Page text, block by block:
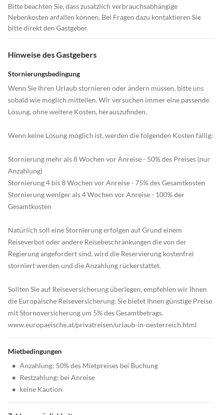
Bitte beachten Sie, dass zusätzlich verbrauchsabhängige
Nebenkosten anfallen können. Bei Fragen dazu kontaktieren Sie
bitte direkt den Gastgeber.
Hinweise des Gastgebers
Stornierungsbedingung
Wenn Sie Ihren Urlaub stornieren oder ändern müssen, bitte uns
sobald wie möglich mitteilen. Wir versuchen immer eine passende
Lösung, ohne weitere Kosten, herauszufinden.
Wenn keine Lösung möglich ist, werden die folgenden Kosten fällig:
Stornierung mehr als 8 Wochen vor Anreise - 50% des Preises (nur
Anzahlung)
Stornierung 4 bis 8 Wochen vor Anreise - 75% des Gesamtkosten
Stornierung weniger als 4 Wochen vor Anreise - 100% der
Gesamtkosten
Natürlich soll eine Stornierung erfolgen auf Grund einem
Reiseverbot oder andere Reisebeschränkungen die von der
Regierung angefordert sind, wird die Reservierung kostenfrei
storniert werden und die Anzahlung rückerstattet.
Sollten Sie auf Reiseversicherung überlegen, empfehlen wir Ihnen
die Europäische Reiseversicherung. Sie bietet Ihnen günstige Preise
mit Stornoversicherung um 5% des Gesamtbetrags.
www.europaeische.at/privatreisen/urlaub-in-oesterreich.html
Mietbedingungen
• Anzahlung: 50% des Mietpreises bei Buchung
• Restzahlung: bei Anreise
• keine Kaution